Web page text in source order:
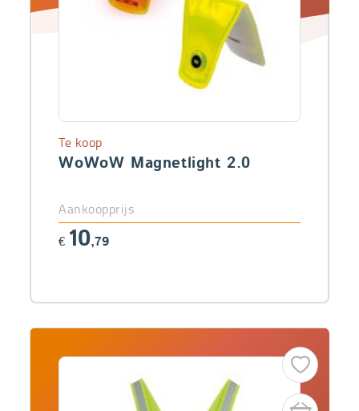
WoWoW Magnetlight 2.0
Te koop
Aankoopprijs
€ 10,79